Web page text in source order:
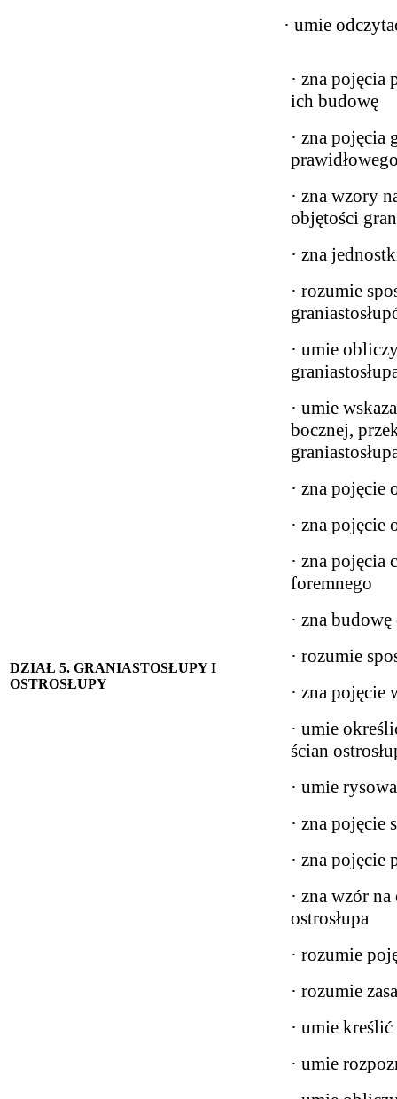
· umie
DZIAŁ 5. GRANIASTOSŁUPY I
OSTROSŁUPY
· zna pojęcia
ich budowę
· zna pojęcia
· zna wzory
objętości
· zna
· rozumie
· umie
· umie
bocznej,
· zna pojęcie
· zna pojęcie
· zna pojęcia
foremnego
· zna budowę
· rozumie
· zna pojęcie
· umie
ścian
· umie
· zna pojęcie
· zna pojęcie
· zna wzór
ostrosłupa
· rozumie
· rozumie
· umie
· umie